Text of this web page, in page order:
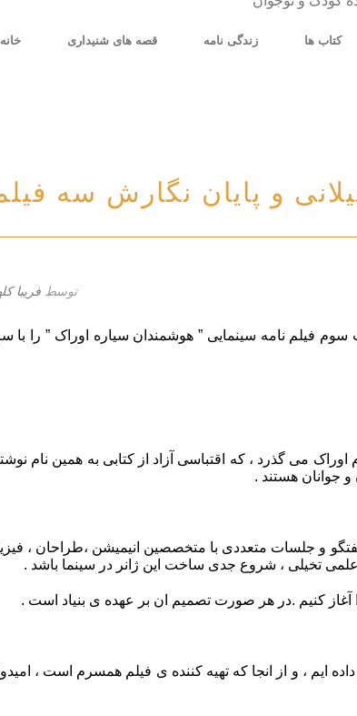
خانه قصه های شنیداری زندگی نامه کتاب ها
و پایان نگارش سه
توسط فریبا
فیلم نامه سینمایی ” هوشمندان سیاره اوراک ” را با
می گذرد ، که اقتباسی آزاد از کتابی به همین نام
جوانان هستند .
و جلسات متعددی با متخصصین انیمیشن ،طراحان ،
تخیلی ، شروع جدی ساخت این ژانر در سینما باشد .
آغاز کنیم .در هر صورت تصمیم ان بر عهده ی بنیاد است .
ایم ، و از انجا که تهیه کننده ی فیلم همسرم است ،